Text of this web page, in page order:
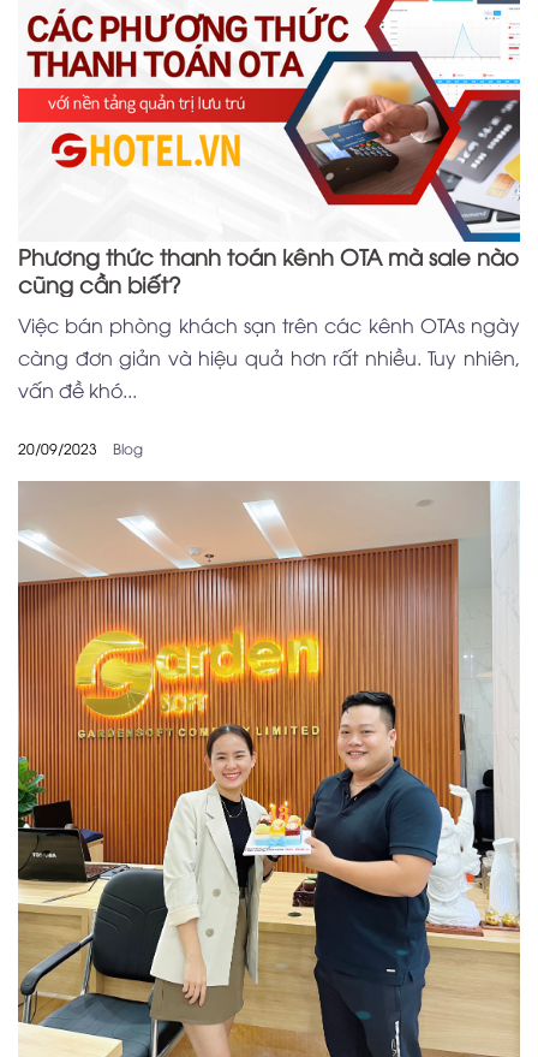
Phương thức thanh toán kênh OTA mà sale nào
cũng cần biết?
Việc bán phòng khách sạn trên các kênh OTAs ngày
càng đơn giản và hiệu quả hơn rất nhiều. Tuy nhiên,
vấn đề khó...
20/09/2023 Blog